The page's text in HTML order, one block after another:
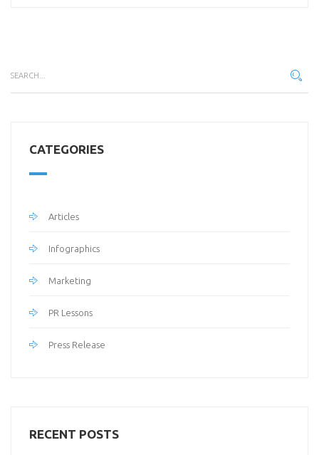
CATEGORIES
Articles
Infographics
Marketing
PR Lessons
Press Release
RECENT POSTS